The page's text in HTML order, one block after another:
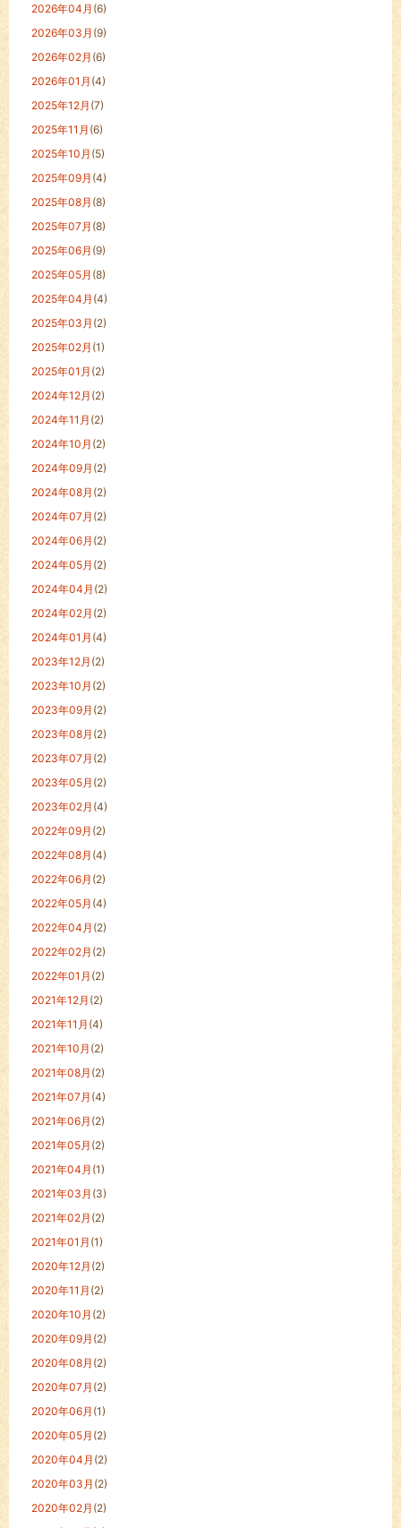
2026年04月 (6)
2026年03月 (9)
2026年02月 (6)
2026年01月 (4)
2025年12月 (7)
2025年11月 (6)
2025年10月 (5)
2025年09月 (4)
2025年08月 (8)
2025年07月 (8)
2025年06月 (9)
2025年05月 (8)
2025年04月 (4)
2025年03月 (2)
2025年02月 (1)
2025年01月 (2)
2024年12月 (2)
2024年11月 (2)
2024年10月 (2)
2024年09月 (2)
2024年08月 (2)
2024年07月 (2)
2024年06月 (2)
2024年05月 (2)
2024年04月 (2)
2024年02月 (2)
2024年01月 (4)
2023年12月 (2)
2023年10月 (2)
2023年09月 (2)
2023年08月 (2)
2023年07月 (2)
2023年05月 (2)
2023年02月 (4)
2022年09月 (2)
2022年08月 (4)
2022年06月 (2)
2022年05月 (4)
2022年04月 (2)
2022年02月 (2)
2022年01月 (2)
2021年12月 (2)
2021年11月 (4)
2021年10月 (2)
2021年08月 (2)
2021年07月 (4)
2021年06月 (2)
2021年05月 (2)
2021年04月 (1)
2021年03月 (3)
2021年02月 (2)
2021年01月 (1)
2020年12月 (2)
2020年11月 (2)
2020年10月 (2)
2020年09月 (2)
2020年08月 (2)
2020年07月 (2)
2020年06月 (1)
2020年05月 (2)
2020年04月 (2)
2020年03月 (2)
2020年02月 (2)